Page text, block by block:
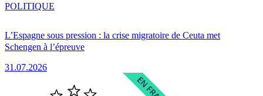
L’Espagne sous pression : la crise migratoire de Ceuta met
Schengen à l’épreuve
31.07.2026
POLITIQUE